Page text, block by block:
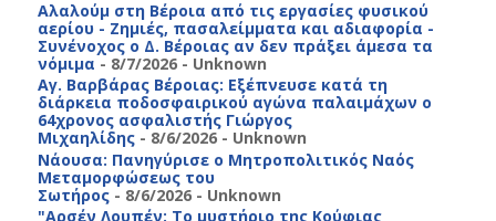
Αλαλούμ στη Βέροια από τις εργασίες φυσικού
αερίου - Ζημιές, πασαλείμματα και αδιαφορία -
Συνένοχος ο Δ. Βέροιας αν δεν πράξει άμεσα τα
νόμιμα - 8/7/2026- Unknown
Αγ. Βαρβάρας Βέροιας: Εξέπνευσε κατά τη
διάρκεια ποδοσφαιρικού αγώνα παλαιμάχων ο
64χρονος ασφαλιστής Γιώργος
Μιχαηλίδης- 8/6/2026- Unknown
Νάουσα: Πανηγύρισε ο Μητροπολιτικός Ναός
Μεταμορφώσεως του
Σωτήρος- 8/6/2026- Unknown
"Αρσέν Λουπέν: Το μυστήριο της Κούφιας